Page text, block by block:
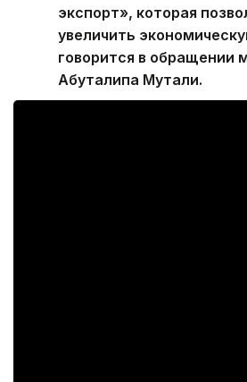
экспорт», которая
увеличить
говорится в обращении
Абуталипа Мутали.